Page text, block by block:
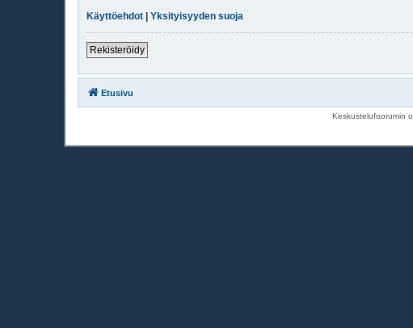
Käyttöehdot | Yksityisyyden suoja
Rekisteröidy
Etusivu
Keskustelufoorumin